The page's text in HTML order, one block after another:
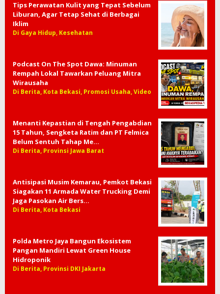
Tips Perawatan Kulit yang Tepat Sebelum
Liburan, Agar Tetap Sehat di Berbagai
Iklim
Di Gaya Hidup, Kesehatan
Podcast On The Spot Dawa: Minuman
Rempah Lokal Tawarkan Peluang Mitra
Wirausaha
Di Berita, Kota Bekasi, Promosi Usaha, Video
Menanti Kepastian di Tengah Pengabdian
15 Tahun, Sengketa Ratim dan PT Felmica
Belum Sentuh Tahap Me…
Di Berita, Provinsi Jawa Barat
Antisipasi Musim Kemarau, Pemkot Bekasi
Siagakan 11 Armada Water Trucking Demi
Jaga Pasokan Air Bers…
Di Berita, Kota Bekasi
Polda Metro Jaya Bangun Ekosistem
Pangan Mandiri Lewat Green House
Hidroponik
Di Berita, Provinsi DKI Jakarta